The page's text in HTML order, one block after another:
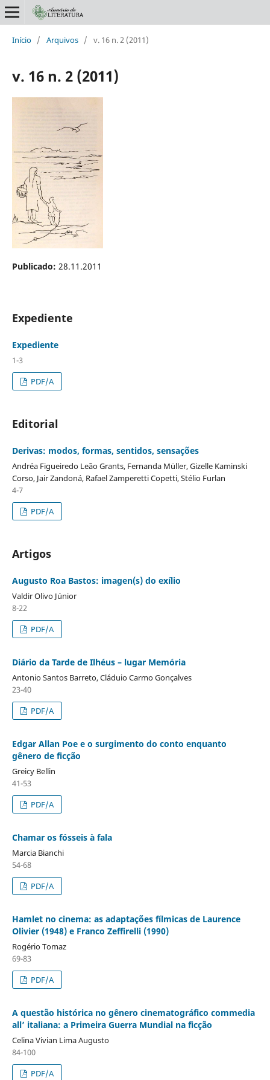
Início / Arquivos / v. 16 n. 2 (2011)
v. 16 n. 2 (2011)
Publicado: 28.11.2011
Expediente
Expediente
1-3
PDF/A
Editorial
Derivas: modos, formas, sentidos, sensações
Andréa Figueiredo Leão Grants, Fernanda Müller, Gizelle Kaminski
Corso, Jair Zandoná, Rafael Zamperetti Copetti, Stélio Furlan
4-7
PDF/A
Artigos
Augusto Roa Bastos: imagen(s) do exílio
Valdir Olivo Júnior
8-22
PDF/A
Diário da Tarde de Ilhéus – lugar Memória
Antonio Santos Barreto, Cláduio Carmo Gonçalves
23-40
PDF/A
Edgar Allan Poe e o surgimento do conto enquanto
gênero de ficção
Greicy Bellin
41-53
PDF/A
Chamar os fósseis à fala
Marcia Bianchi
54-68
PDF/A
Hamlet no cinema: as adaptações fílmicas de Laurence
Olivier (1948) e Franco Zeffirelli (1990)
Rogério Tomaz
69-83
PDF/A
A questão histórica no gênero cinematográfico commedia
all’ italiana: a Primeira Guerra Mundial na ficção
Celina Vivian Lima Augusto
84-100
PDF/A